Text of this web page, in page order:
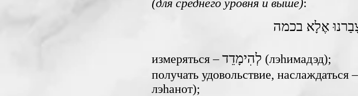
(для ‎среднего уровня и выше):‎
אֶלָא בכמה
измеряться – ‎לְהִימָדֵד ‎ (лэhимадэд);
получать удовольствие, наслаждаться – ‎
лэhанот);